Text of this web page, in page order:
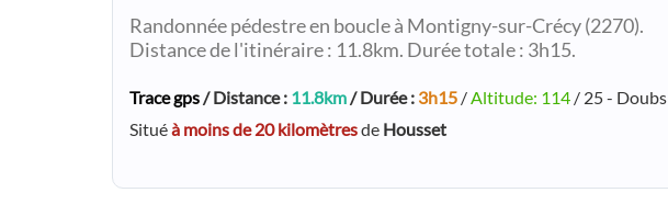
Randonnée pédestre en boucle à Montigny-sur-Crécy (2270).
Distance de l'itinéraire : 11.8km. Durée totale : 3h15.
Trace gps/ Distance : 11.8km/ Durée : 3h15 /Altitude: 114 / 25 - Doubs
Situéà moins de 20 kilomètresde Housset